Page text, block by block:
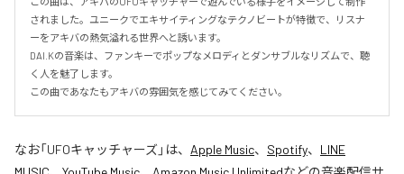
されました。ユニークでエキサイティングなテクノビートが特徴で、リスナ
ーをアキバの熱気溢れる世界へと誘います。
DAI.Kの音楽は、ファンキーでポップなメロディとダンサブルなリズムで、聴
く人を魅了します。
この曲であなたもアキバの雰囲気を感じてみてください。
なお「UFOキャッチャーズ」は、 Apple Music、 Spotify、 LINE